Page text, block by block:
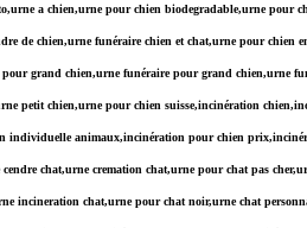
a chien,urne pour chien biodegradable,urne pour
de chien,urne funéraire chien et chat,urne pour chien
grand chien,urne funéraire pour grand chien,urne
petit chien,urne pour chien suisse,incinération
animaux,incinération pour chien
chat,urne cremation chat,urne pour chat pas
incineration chat,urne pour chat noir,urne chat